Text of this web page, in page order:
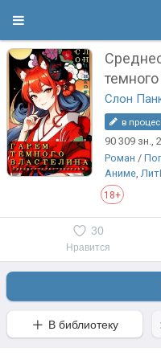
Слон
в
90 309 зн.,
Роман /
Аниме,
18+
Нравится
30
В библиотеку